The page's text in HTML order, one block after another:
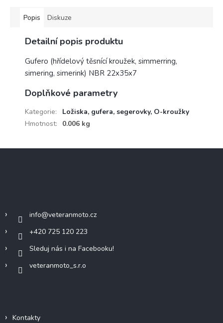
Popis Diskuze
Detailní popis produktu
Gufero (hřídelový těsnící kroužek, simmerring,
simering, simerink) NBR 22x35x7
Doplňkové parametry
Kategorie:
Ložiska, gufera, segerovky, O-kroužky
Hmotnost: 0.006 kg
info@veteranmoto.cz
+420 725 120 223
Sleduj nás i na Facebooku!
veteranmoto_s.r.o
Kontakty